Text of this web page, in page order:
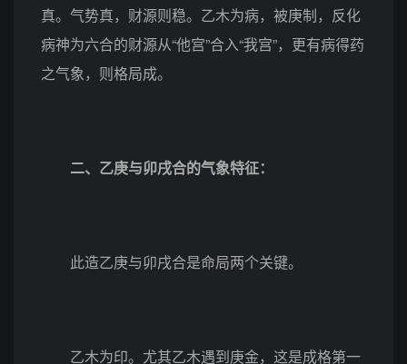
真。气势真，财源则稳。乙木为病，被庚制，反化
病神为六合的财源从“他宫”合入“我宫”，更有病得药
之气象，则格局成。
二、乙庚与卯戌合的气象特征：
此造乙庚与卯戌合是命局两个关键。
乙木为印。尤其乙木遇到庚金，这是成格第一